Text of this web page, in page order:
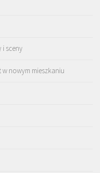
i sceny
nowym mieszkaniu